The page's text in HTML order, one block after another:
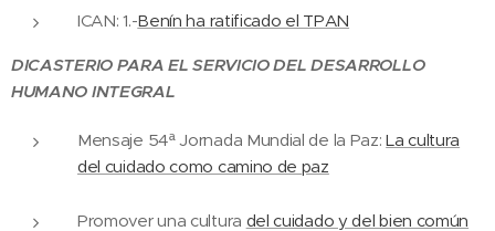
ICAN: 1.-Benín ha ratificado el TPAN
DICASTERIO PARA EL SERVICIO DEL DESARROLLO
HUMANO INTEGRAL
Mensaje 54ª Jornada Mundial de la Paz:La cultura
del cuidado como camino de paz
Promover una cultura del cuidado y del bien común